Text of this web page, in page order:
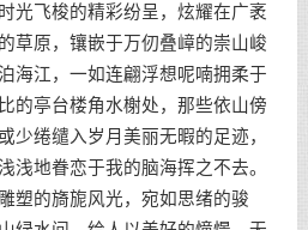
光飞梭的精彩纷呈，炫耀在广袤
草原，镶嵌于万仞叠嶂的崇山峻
海江，一如连翩浮想呢喃拥柔于
的亭台楼角水榭处，那些依山傍
少绻缱入岁月美丽无暇的足迹，
浅地眷恋于我的脑海挥之不去。
塑的旖旎风光，宛如思绪的骏